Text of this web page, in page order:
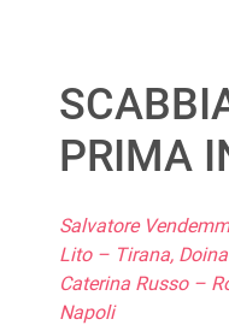
PRIMA
Salvatore
Lito – Tirana,
Caterina Russo –
Napoli